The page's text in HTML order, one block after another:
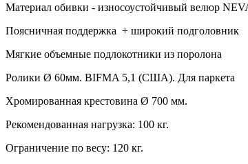
Материал обивки - износоустойчивый велюр
Поясничная поддержка + широкий подголовник
Мягкие объемные подлокотники из поролона
Ролики Ø 60мм. BIFMA 5,1 (США). Для паркета
Хромированная крестовина Ø 700 мм.
Рекомендованная нагрузка: 100 кг.
Ограничение по весу: 120 кг.